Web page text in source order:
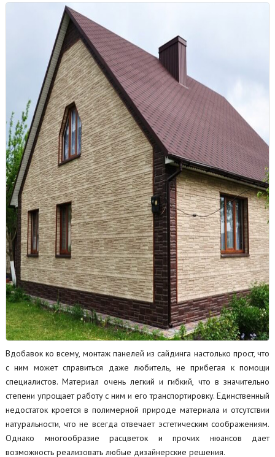
Вдобавок ко всему, монтаж панелей из сайдинга настолько прост, что
с ним может справиться даже любитель, не прибегая к помощи
специалистов. Материал очень легкий и гибкий, что в значительно
степени упрощает работу с ним и его транспортировку. Единственный
недостаток кроется в полимерной природе материала и отсутствии
натуральности, что не всегда отвечает эстетическим соображениям.
Однако многообразие расцветок и прочих нюансов дает
возможность реализовать любые дизайнерские решения.